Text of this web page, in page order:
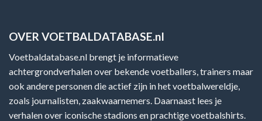
OVER VOETBALDATABASE.nl
Voetbaldatabase.nl brengt je informatieve
achtergrondverhalen over bekende voetballers, trainers maar
ook andere personen die actief zijn in het voetbalwereldje,
zoals journalisten, zaakwaarnemers. Daarnaast lees je
verhalen over iconische stadions en prachtige voetbalshirts.